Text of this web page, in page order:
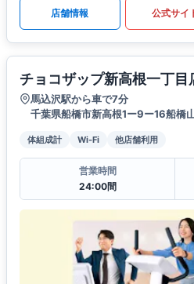
店舗情報 公式サイ
チョコザップ新高根一丁目
馬込沢駅から車で7分
千葉県船橋市新高根1ー9ー16船橋
体組成計 Wi-Fi 他店舗利用
営業時間
24:00間